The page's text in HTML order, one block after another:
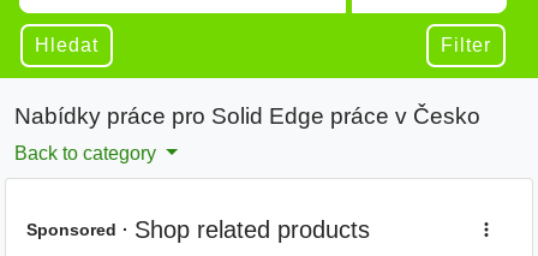
Type 1 or more characters for results.
Hledat Filter
Nabídky práce pro Solid Edge práce v Česko
Back to category